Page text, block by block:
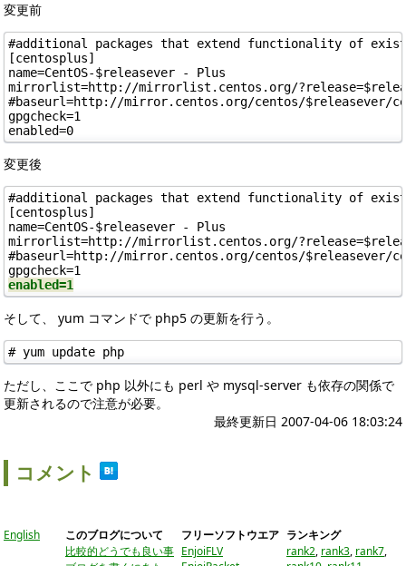
変更前
#additional packages that extend functionality of
[centosplus]
name=CentOS-$releasever - Plus
mirrorlist=http://mirrorlist.centos.org/
#baseurl=http://mirror.centos.org/centos/$releasever/
gpgcheck=1
変更後
#additional packages that extend functionality of
[centosplus]
name=CentOS-$releasever - Plus
mirrorlist=http://mirrorlist.centos.org/
#baseurl=http://mirror.centos.org/centos/$releasever/
enabled=1
そして、 yum コマンドで php5 の更新を行う。
ただし、ここで php 以外にも perl や mysql-server も依存の関係で
更新されるので注意が必要。
最終更新日 2007-04-06 18:03:24
コメント
English
このブログについて
比較的どうでも良い事
フリーソフトウエア
EnjoiFLV
ランキング
rank2, rank3, rank7,